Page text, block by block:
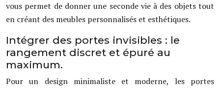
vous permet de donner une seconde vie à des objets tout
en créant des meubles personnalisés et esthétiques.
Intégrer des portes invisibles : le
rangement discret et épuré au
maximum.
Pour un design minimaliste et moderne, les portes